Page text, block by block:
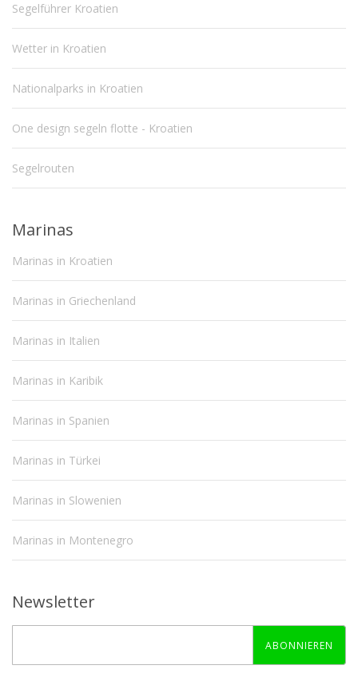
Segelführer Kroatien
Wetter in Kroatien
Nationalparks in Kroatien
One design segeln flotte - Kroatien
Segelrouten
Marinas
Marinas in Kroatien
Marinas in Griechenland
Marinas in Italien
Marinas in Karibik
Marinas in Spanien
Marinas in Türkei
Marinas in Slowenien
Marinas in Montenegro
Newsletter
ABONNIEREN